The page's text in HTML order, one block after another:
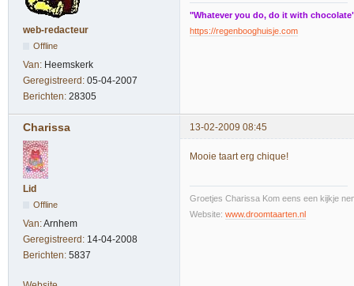
web-redacteur
Offline
Van: Heemskerk
Geregistreerd: 05-04-2007
Berichten: 28305
"Whatever you do, do it with
https://regenbooghuisje.com
Charissa 13-02-2009 08:45
Lid
Offline
Van:Arnhem
Geregistreerd: 14-04-2008
Berichten: 5837
Mooie taart erg chique!
Groetjes Charissa Kom eens een kijkje
Website: www.droomtaarten.nl